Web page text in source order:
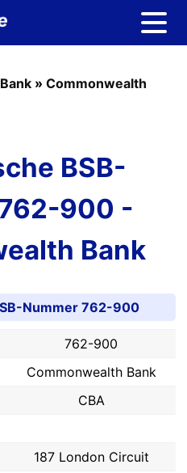
Bank » Commonwealth
BSB-
900 -
Bank
Nummer 762-900
762-900
Commonwealth Bank
CBA
187 London Circuit